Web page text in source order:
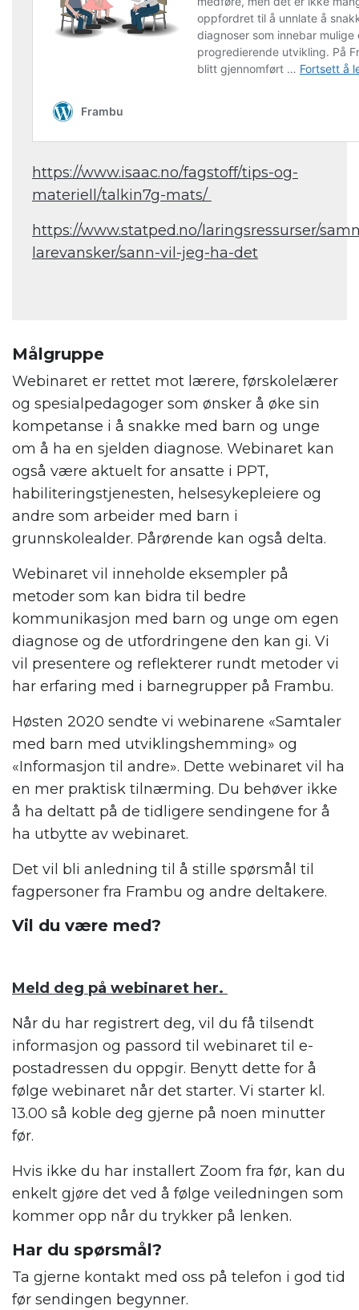
https://www.isaac.no/fagstoff/tips-og-
materiell/talkin7g-mats/
https://www.statped.no/laringsressurser/
larevansker/sann-vil-jeg-ha-det
Målgruppe
Webinaret er rettet mot lærere, førskolelærer
og spesialpedagoger som ønsker å øke sin
kompetanse i å snakke med barn og unge
om å ha en sjelden diagnose. Webinaret kan
også være aktuelt for ansatte i PPT,
habiliteringstjenesten, helsesykepleiere og
andre som arbeider med barn i
grunnskolealder. Pårørende kan også delta.
Webinaret vil inneholde eksempler på
metoder som kan bidra til bedre
kommunikasjon med barn og unge om egen
diagnose og de utfordringene den kan gi. Vi
vil presentere og reflekterer rundt metoder vi
har erfaring med i barnegrupper på Frambu.
Høsten 2020 sendte vi webinarene «Samtaler
med barn med utviklingshemming» og
«Informasjon til andre». Dette webinaret vil ha
en mer praktisk tilnærming. Du behøver ikke
å ha deltatt på de tidligere sendingene for å
ha utbytte av webinaret.
Det vil bli anledning til å stille spørsmål til
fagpersoner fra Frambu og andre deltakere.
Vil du være med?
Meld deg på webinaret her.
Når du har registrert deg, vil du få tilsendt
informasjon og passord til webinaret til e-
postadressen du oppgir. Benytt dette for å
følge webinaret når det starter. Vi starter kl.
13.00 så koble deg gjerne på noen minutter
før.
Hvis ikke du har installert Zoom fra før, kan du
enkelt gjøre det ved å følge veiledningen som
kommer opp når du trykker på lenken.
Har du spørsmål?
Ta gjerne kontakt med oss på telefon i god tid
før sendingen begynner.